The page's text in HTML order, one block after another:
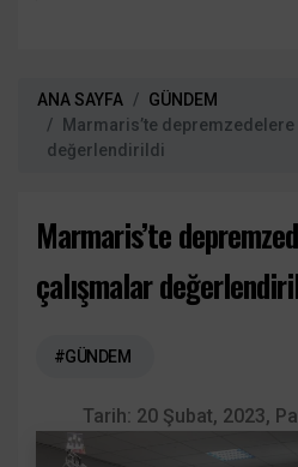
ANA SAYFA
GÜNDEM
Marmaris’te
değerlendirildi
Marmaris’te
çalışmalar
#GÜNDEM
Tarih: 20 Şubat, 2023,